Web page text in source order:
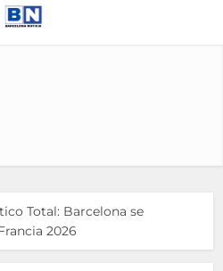
Total: Barcelona se
2026